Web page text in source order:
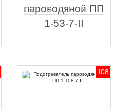
пароводяной ПП
1-53-7-II
108